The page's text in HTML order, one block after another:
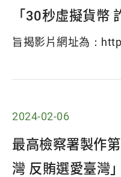
「30秒虛擬貨幣
旨揭影片網址為：
2024-02-06
最高檢察署製作
灣 反賄選愛臺灣